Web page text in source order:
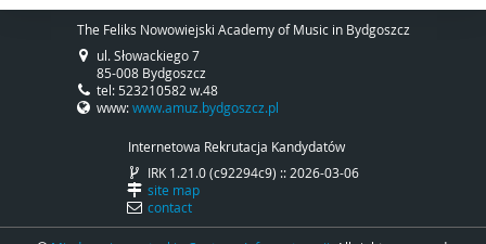
The Feliks Nowowiejski Academy of Music in Bydgoszcz
ul. Słowackiego 7
85-008 Bydgoszcz
tel: 523210582 w.48
www:www.amuz.bydgoszcz.pl
Internetowa Rekrutacja Kandydatów
IRK 1.21.0 (c92294c9) :: 2026-03-06
site map
contact